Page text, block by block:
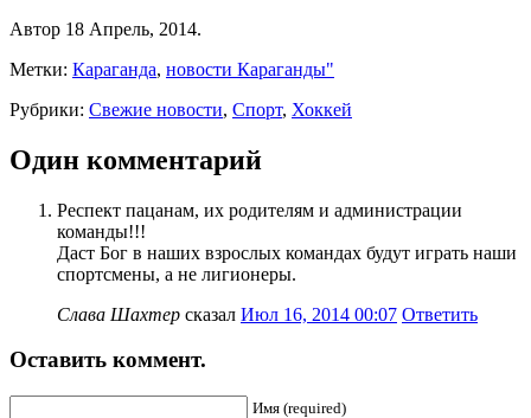
Автор 18 Апрель, 2014.
Метки: Караганда, новости Караганды"
Рубрики: Свежие новости, Спорт, Хоккей
Один комментарий
Респект пацанам, их родителям и администрации
команды!!!
Даст Бог в наших взрослых командах будут играть наши
спортсмены, а не лигионеры.
Слава Шахтер сказал Июл 16, 2014 00:07 Ответить
Оставить коммент.
Имя (required)